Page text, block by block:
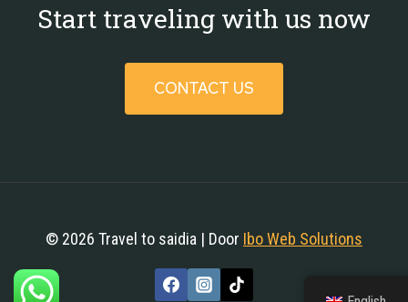
Start traveling with us now
CONTACT US
© 2026 Travel to saidia | Door Ibo Web Solutions